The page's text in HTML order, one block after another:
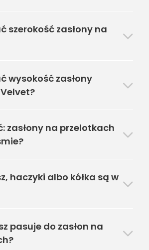
szerokość zasłony na
wysokość zasłony
zasłony na przelotkach
haczyki albo kółka są w
pasuje do zasłon na